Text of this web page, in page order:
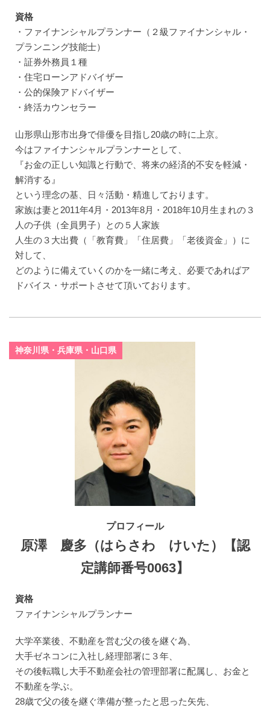
資格
・ファイナンシャルプランナー（２級ファイナンシャル・
プランニング技能士）
・証券外務員１種
・住宅ローンアドバイザー
・公的保険アドバイザー
・終活カウンセラー
山形県山形市出身で俳優を目指し20歳の時に上京。
今はファイナンシャルプランナーとして、
『お金の正しい知識と行動で、将来の経済的不安を軽減・
解消する』
という理念の基、日々活動・精進しております。
家族は妻と2011年4月・2013年8月・2018年10月生まれの３
人の子供（全員男子）との５人家族
人生の３大出費（「教育費」「住居費」「老後資金」）に
対して、
どのように備えていくのかを一緒に考え、必要であればア
ドバイス・サポートさせて頂いております。
神奈川県・兵庫県・山口県
プロフィール
原澤 慶多（はらさわ けいた）【認
定講師番号0063】
資格
ファイナンシャルプランナー
大学卒業後、不動産を営む父の後を継ぐ為、
大手ゼネコンに入社し経理部署に３年、
その後転職し大手不動産会社の管理部署に配属し、お金と
不動産を学ぶ。
28歳で父の後を継ぐ準備が整ったと思った矢先、